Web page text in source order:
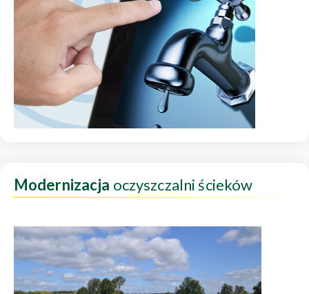
Modernizacja oczyszczalni ścieków